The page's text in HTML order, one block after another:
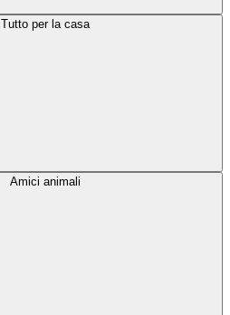
Tutto per la casa
Amici animali